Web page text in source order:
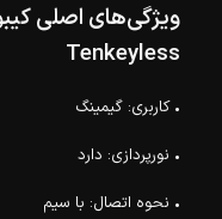
Tenkeyless
• کاربری: گیمینگ
• نورپردازی: دارد
• نحوه اتصال: با سیم